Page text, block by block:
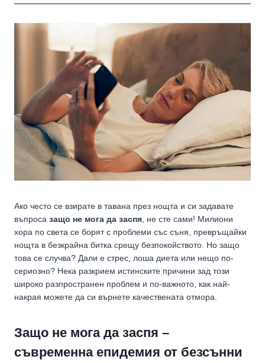
Ако често се взирате в тавана през нощта и си задавате
въпроса защо не мога да заспя , не сте сами! Милиони
хора по света се борят с проблеми със съня, превръщайки
нощта в безкрайна битка срещу безпокойството. Но защо
това се случва? Дали е стрес, лоша диета или нещо по-
сериозно? Нека разкрием истинските причини зад този
широко разпространен проблем и по-важното, как най-
накрая можете да си върнете качествената отмора.
Защо не мога да заспя –
съвременна епидемия от безсънни